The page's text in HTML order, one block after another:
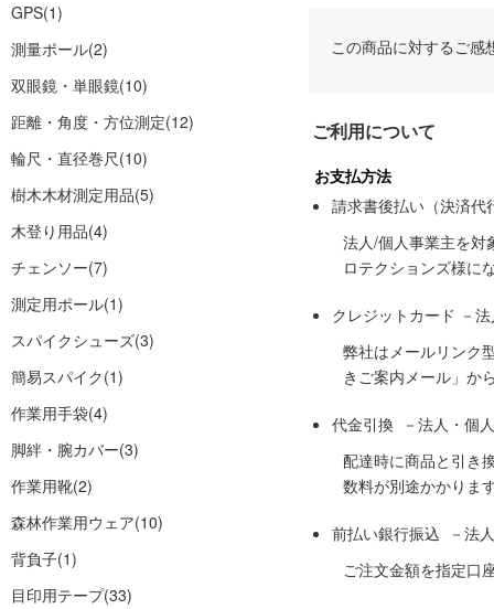
GPS(1)
測量ポール(2)
双眼鏡・単眼鏡(10)
距離・角度・方位測定(12)
輪尺・直径巻尺(10)
樹木木材測定用品(5)
木登り用品(4)
チェンソー(7)
測定用ポール(1)
スパイクシューズ(3)
簡易スパイク(1)
作業用手袋(4)
脚絆・腕カバー(3)
作業用靴(2)
森林作業用ウェア(10)
背負子(1)
目印用テープ(33)
この商品に対するご感
ご利用について
お支払方法
請求書後払い（決済代
法人/個人事業主を対
ロテクションズ様に
クレジットカード －
弊社はメールリンク
きご案内メール」か
代金引換 －法人・個
配達時に商品と引き
数料が別途かかりま
前払い銀行振込 －法
ご注文金額を指定口